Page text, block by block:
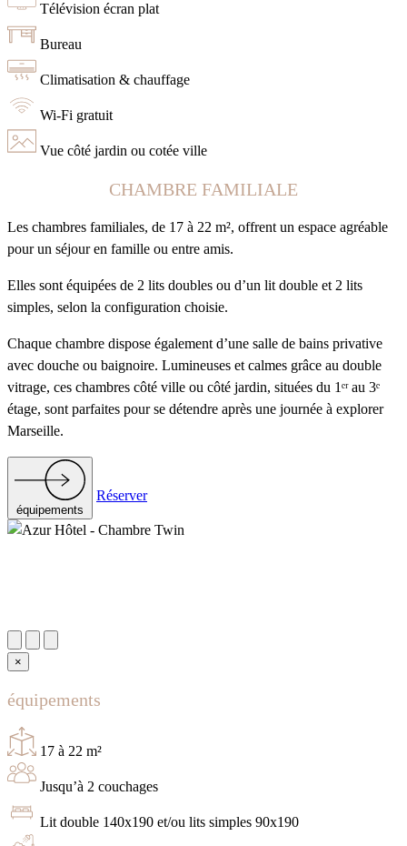
Télévision écran plat
Bureau
Climatisation & chauffage
Wi-Fi gratuit
Vue côté jardin ou cotée ville
CHAMBRE FAMILIALE
Les chambres familiales, de 17 à 22 m², offrent un espace agréable
pour un séjour en famille ou entre amis.
Elles sont équipées de 2 lits doubles ou d’un lit double et 2 lits
simples, selon la configuration choisie.
Chaque chambre dispose également d’une salle de bains privative
avec douche ou baignoire. Lumineuses et calmes grâce au double
vitrage, ces chambres côté ville ou côté jardin, situées du 1ᵉʳ au 3ᵉ
étage, sont parfaites pour se détendre après une journée à explorer
Marseille.
équipements
Réserver
×
équipements
17 à 22 m²
Jusqu’à 2 couchages
Lit double 140x190 et/ou lits simples 90x190